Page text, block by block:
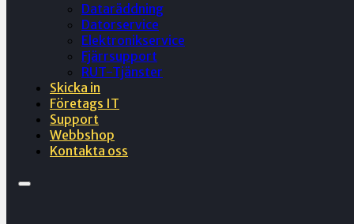
Dataräddning
Datorservice
Elektronikservice
Fjärrsupport
RUT-Tjänster
Skicka in
Företags IT
Support
Webbshop
Kontakta oss